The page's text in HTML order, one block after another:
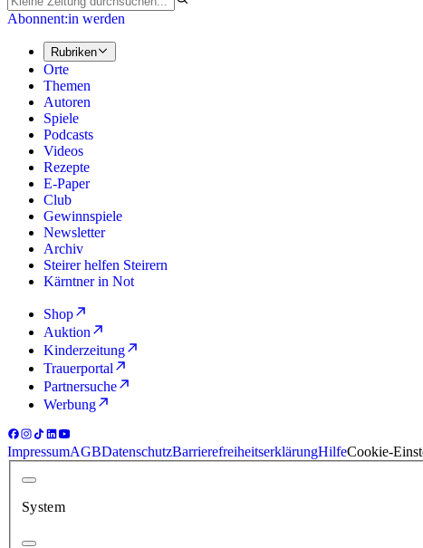
Abonnent:in werden
Rubriken
Orte
Themen
Autoren
Spiele
Podcasts
Videos
Rezepte
E-Paper
Club
Gewinnspiele
Newsletter
Archiv
Steirer helfen Steirern
Kärntner in Not
Shop
Auktion
Kinderzeitung
Trauerportal
Partnersuche
Werbung
ImpressumAGBDatenschutzBarrierefreiheitserklärungHilfeCookie-
System